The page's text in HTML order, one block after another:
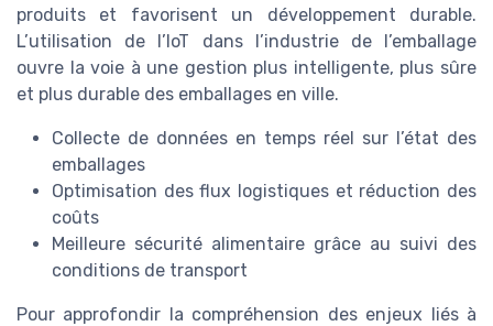
produits et favorisent un développement durable.
L’utilisation de l’IoT dans l’industrie de l’emballage
ouvre la voie à une gestion plus intelligente, plus sûre
et plus durable des emballages en ville.
Collecte de données en temps réel sur l’état des
emballages
Optimisation des flux logistiques et réduction des
coûts
Meilleure sécurité alimentaire grâce au suivi des
conditions de transport
Pour approfondir la compréhension des enjeux liés à